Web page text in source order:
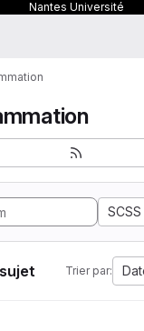
Nantes Université
SCSS
Trier par: